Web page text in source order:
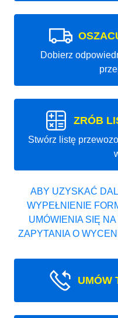
Dobierz
ZRÓB
Stwórz listę
ABY UZYSKAĆ
WYPEŁNIENIE
UMÓWIENIA SIĘ
ZAPYTANIA O
UMÓW